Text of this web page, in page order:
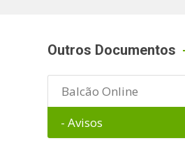
Outros Documentos
Balcão Online
- Avisos